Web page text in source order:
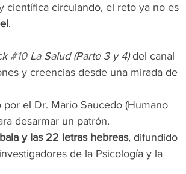
científica circulando, el reto ya no es
.
#10 La Salud (Parte 3 y 4) del canal
y creencias desde una mirada de
por el Dr. Mario Saucedo (Humano
desarmar un patrón.
y las 22 letras hebreas, difundido
de la Psicología y la